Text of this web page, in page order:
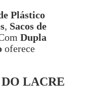
Plástico
, Sacos de
Dupla
oferece
LACRE